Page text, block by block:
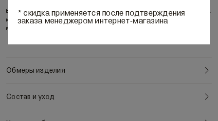
Вязаная косынка – бандана с декоративным кольцом выполнена на
контрасте матовой текстуры вискозы с кашемиром и глянцевой
вискозы жаккардовым переплетением.
Обмеры изделия
Состав и уход
* скидка применяется после подтверждения
заказа менеджером интернет-магазина